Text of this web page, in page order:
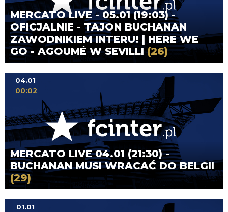
MERCATO LIVE - 05.01 (19:03) -
OFICJALNIE - TAJON BUCHANAN
ZAWODNIKIEM INTERU! | HERE WE
GO - AGOUMÉ W SEVILLI(26)
MERCATO LIVE 04.01 (21:30) -
BUCHANAN MUSI WRACAĆ DO BELGII
(29)
04.01
00:02
01.01